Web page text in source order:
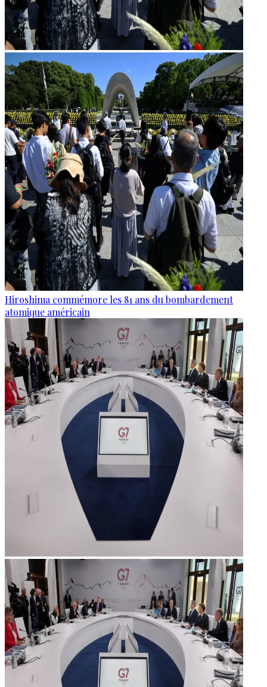
Hiroshima commémore les 81 ans du bombardement
atomique américain